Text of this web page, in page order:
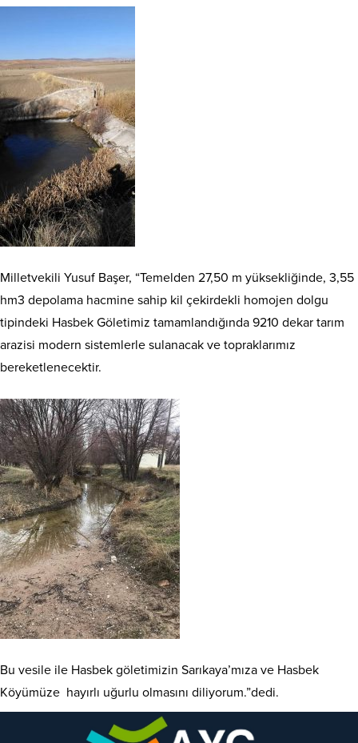
Milletvekili Yusuf Başer, “Temelden 27,50 m yüksekliğinde, 3,55
hm3 depolama hacmine sahip kil çekirdekli homojen dolgu
tipindeki Hasbek Göletimiz tamamlandığında 9210 dekar tarım
arazisi modern sistemlerle sulanacak ve topraklarımız
bereketlenecektir.
Bu vesile ile Hasbek göletimizin Sarıkaya’mıza ve Hasbek
Köyümüze hayırlı uğurlu olmasını diliyorum.”dedi.